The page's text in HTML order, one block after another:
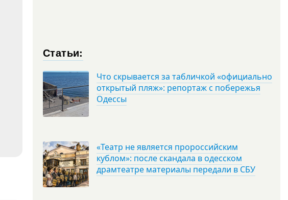
Статьи:
Что скрывается за табличкой «официально
открытый пляж»: репортаж с побережья
Одессы
«Театр не является пророссийским
кублом»: после скандала в одесском
драмтеатре материалы передали в СБУ